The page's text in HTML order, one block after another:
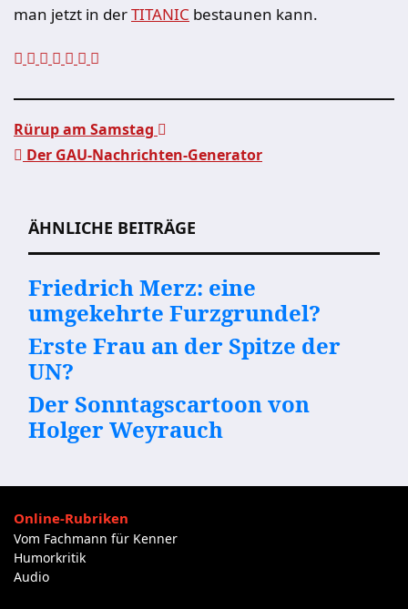
man jetzt in derTITANIC bestaunen kann.
Rürup am Samstag
Der GAU-Nachrichten-Generator
ÄHNLICHE BEITRÄGE
Friedrich Merz: eine
umgekehrte Furzgrundel?
Erste Frau an der Spitze der
UN?
Der Sonntagscartoon von
Holger Weyrauch
Online-Rubriken
Vom Fachmann für Kenner
Humorkritik
Audio